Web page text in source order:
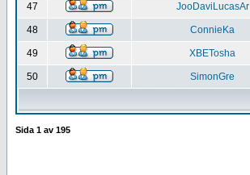
47 JooDaviLucasAr
48 ConnieKa
49 XBETosha
50 SimonGre
Sida 1 av 195